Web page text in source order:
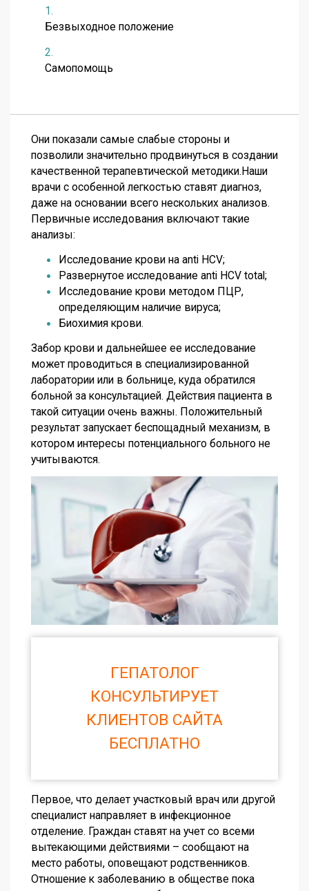
Безвыходное положение
Самопомощь
Они показали самые слабые стороны и
позволили значительно продвинуться в создании
качественной терапевтической методики.Наши
врачи с особенной легкостью ставят диагноз,
даже на основании всего нескольких анализов.
Первичные исследования включают такие
анализы:
Исследование крови на anti HCV;
Развернутое исследование anti HCV total;
Исследование крови методом ПЦР,
определяющим наличие вируса;
Биохимия крови.
Забор крови и дальнейшее ее исследование
может проводиться в специализированной
лаборатории или в больнице, куда обратился
больной за консультацией. Действия пациента в
такой ситуации очень важны. Положительный
результат запускает беспощадный механизм, в
котором интересы потенциального больного не
учитываются.
ГЕПАТОЛОГ
КОНСУЛЬТИРУЕТ
КЛИЕНТОВ САЙТА
БЕСПЛАТНО
Первое, что делает участковый врач или другой
специалист направляет в инфекционное
отделение. Граждан ставят на учет со всеми
вытекающими действиями – сообщают на
место работы, оповещают родственников.
Отношение к заболеванию в обществе пока